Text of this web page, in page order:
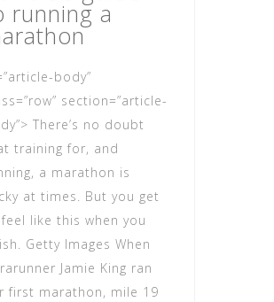
running a
body”
section=”article-
There’s no doubt
training for, and
a marathon is
at times. But you get
like this when you
Getty Images When
Jamie King ran
first marathon, mile 19